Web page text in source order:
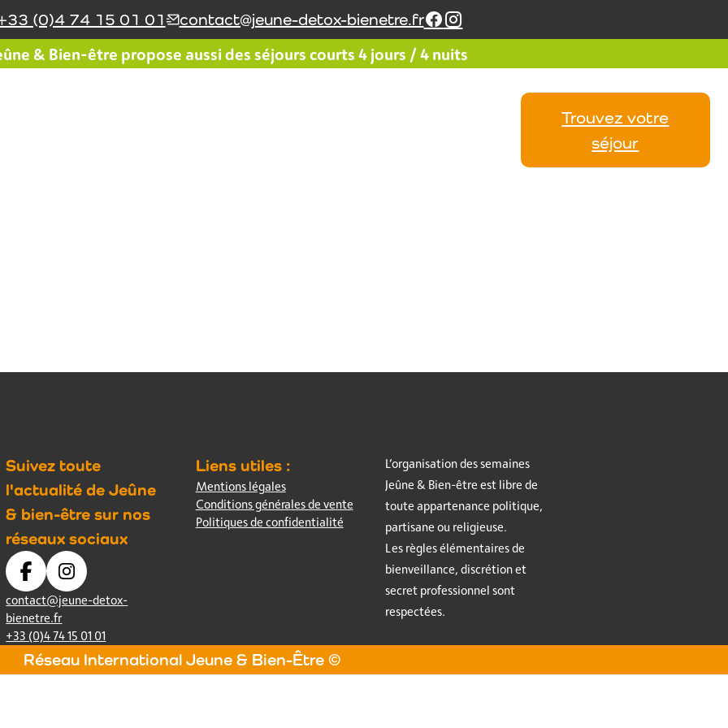
(0)4 74 15 01 01 contact@jeune-detox-bienetre.fr
& Bien-être propose aussi des séjours courts 4 jours / 4 nuits
Trouvez votre
séjour
Suivez toute
l'actualité de Jeûne
& bien-être sur nos
réseaux sociaux
contact@jeune-detox-
bienetre.fr
+33 (0)4 74 15 01 01
Liens utiles :
Mentions légales
Conditions générales de vente
Politiques de confidentialité
L’organisation des semaines
Jeûne & Bien-être est libre de
toute appartenance politique,
partisane ou religieuse.
Les règles élémentaires de
bienveillance, discrétion et
secret professionnel sont
respectées.
Réseau International Jeune & Bien-Être ©